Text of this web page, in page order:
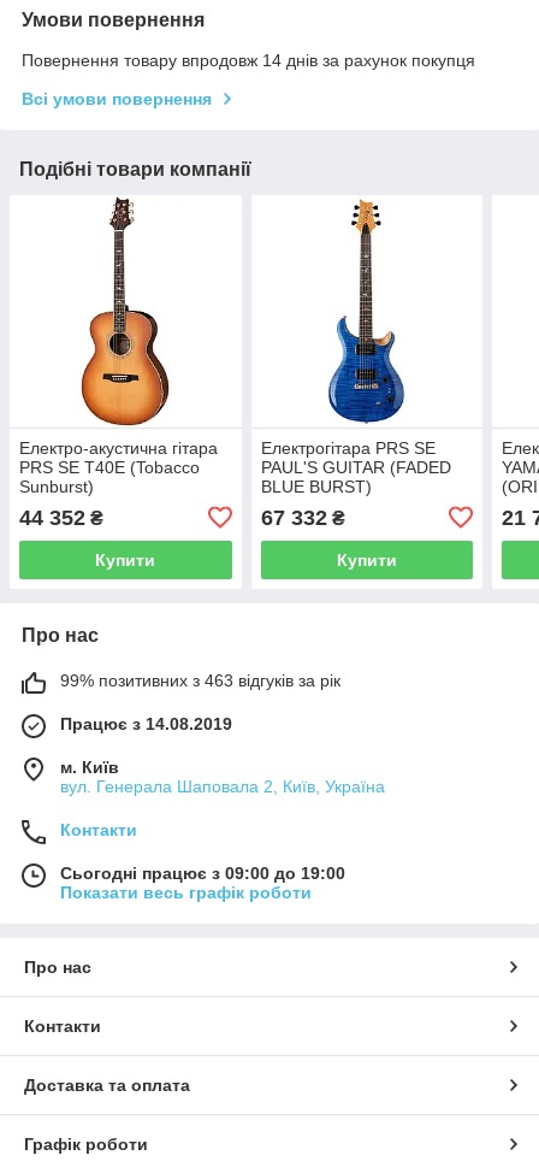
Умови повернення
Повернення товару впродовж 14 днів за рахунок покупця
Всі умови повернення
Подібні товари компанії
Електро-акустична гітара
PRS SE T40E (Tobacco
Sunburst)
44 352 ₴
Купити
Електрогітара PRS SE
PAUL'S GUITAR (FADED
BLUE BURST)
67 332₴
Купити
21
Про нас
99% позитивних з 463 відгуків за рік
Працює з 14.08.2019
м. Київ
вул. Генерала Шаповала 2, Київ, Україна
Контакти
Сьогодні працює з 09:00 до 19:00
Показати весь графік роботи
Про нас
Контакти
Доставка та оплата
Графік роботи